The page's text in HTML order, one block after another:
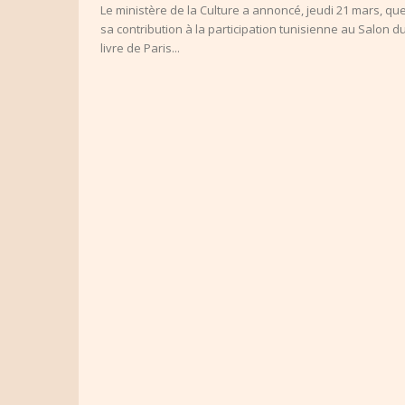
Le ministère de la Culture a annoncé, jeudi 21 mars,
sa contribution à la participation tunisienne au Salon
livre de Paris...